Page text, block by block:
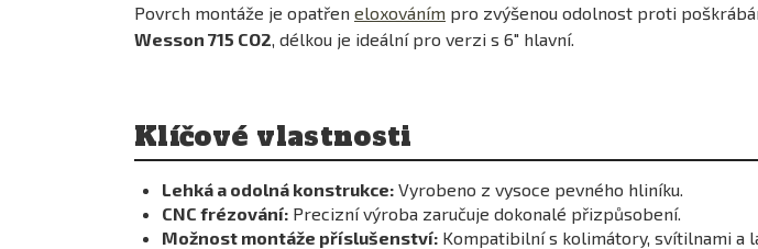
Povrch montáže je opatřen eloxováním pro zvýšenou odolnost proti
Wesson 715 CO2 , délkou je ideální pro verzi s 6" hlavní.
Klíčové vlastnosti
Lehká a odolná konstrukce: Vyrobeno z vysoce pevného hliníku.
CNC frézování: Precizní výroba zaručuje dokonalé přizpůsobení.
Možnost montáže příslušenství: Kompatibilní s kolimátory, svítilnami a